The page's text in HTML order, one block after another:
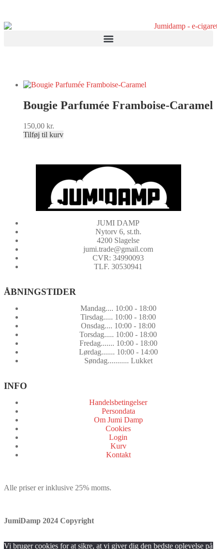
Bougie Parfumée Framboise-Caramel
150,00 kr.
Tilføj til kurv
JUMI DAMP
Nytorv 6, st.th.
4200 Slagelse
jumi.trade@gmail.com
CVR: 34990093
TLF. 30530941
ÅBNINGSTIDER
Mandag.... 10:00 - 18:00
Tirsdag..... 10:00 - 18:00
Onsdag.... 10:00 - 18:00
Torsdag..... 10:00 - 18:00
Fredag....... 10:00 - 18:00
Lørdag....... 10:00 - 14:00
Søndag........... Lukket
INFO
Handelsbetingelser
Persondata
Om Jumi Damp
Cookies
Login
Kurv
Kontakt
Alle priser er inklusive 25% moms.
JumiDamp 2024 Copyright
Vi bruger cookies for at sikre, at vi giver dig den bedste oplevelse på